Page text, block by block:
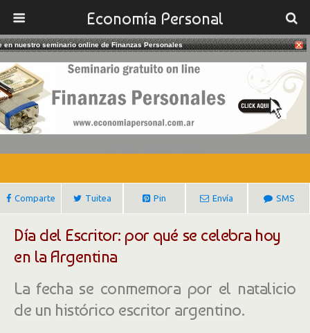
Economía Personal
13/06/2018
Argentina: 13 De Junio – Día Del
Escritor
Comparte Tuitea Pin Envía SMS
Día del Escritor: por qué se celebra hoy
en la Argentina
La fecha se conmemora por el natalicio
de un histórico escritor argentino.
en nuestro seminario online de Finanzas Personales